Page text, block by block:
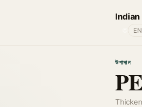
Indian
EN
উপাদান